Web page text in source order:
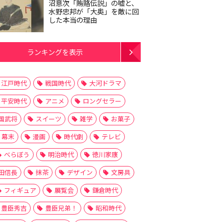
沼意次「賄賂伝説」の嘘と、
水野忠邦が「大奥」を敵に回
した本当の理由
ランキングを表示
江戸時代 戦国時代
大河ドラマ
平安時代
アニメ
ロングセラー
武将
スイーツ 雑学
お菓子
幕末
漫画 時代劇
テレビ
べらぼう
明治時代
徳川家康
信長
抹茶 デザイン
文房具
フィギュア
展覧会
鎌倉時代
豊臣秀吉
豊臣兄弟！
昭和時代